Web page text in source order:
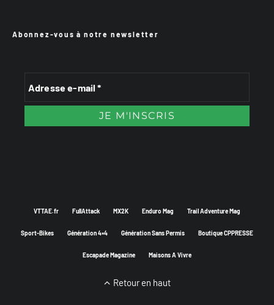
Abonnez-vous à notre newsletter
VTTAE.fr FullAttack MX2K Enduro Mag Trail Adventure Mag
Sport-Bikes Génération 4×4 Génération Sans Permis Boutique CPPRESSE
Escapade Magazine Maisons A Vivre
Retour en haut